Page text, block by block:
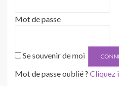
Mot de passe
Se souvenir de moi
Mot de passe oublié ? Cliquez